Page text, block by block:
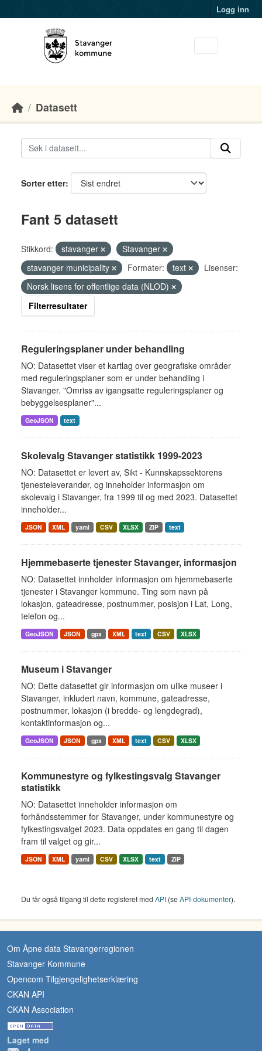
Logg inn
Datasett
Sorter etter
Fant 5 datasett
Stikkord: stavanger
Stavanger
stavanger municipality
Formater: text
Lisenser:
Norsk lisens for offentlige data (NLOD)
Filterresultater
Reguleringsplaner under behandling
NO: Datasettet viser et kartlag over geografiske områder
med reguleringsplaner som er under behandling i
Stavanger. "Omriss av igangsatte reguleringsplaner og
bebyggelsesplaner"...
GeoJSON text
Skolevalg Stavanger statistikk 1999-2023
NO: Datasettet er levert av, Sikt - Kunnskapssektorens
tjenesteleverandør, og inneholder informasjon om
skolevalg i Stavanger, fra 1999 til og med 2023. Datasettet
inneholder...
JSON XML yaml CSV XLSX ZIP text
Hjemmebaserte tjenester Stavanger, informasjon
NO: Datasettet innholder informasjon om hjemmebaserte
tjenester i Stavanger kommune. Ting som navn på
lokasjon, gateadresse, postnummer, posisjon i Lat, Long,
telefon og...
GeoJSON JSON gpx XML text CSV XLSX
Museum i Stavanger
NO: Dette datasettet gir informasjon om ulike museer i
Stavanger, inkludert navn, kommune, gateadresse,
postnummer, lokasjon (i bredde- og lengdegrad),
kontaktinformasjon og...
GeoJSON JSON gpx XML text CSV XLSX
Kommunestyre og fylkestingsvalg Stavanger
statistikk
NO: Datasettet inneholder informasjon om
forhåndsstemmer for Stavanger, under kommunestyre og
fylkestingsvalget 2023. Data oppdates en gang til dagen
fram til valget og gir...
JSON XML yaml CSV XLSX text ZIP
Du får også tilgang til dette registeret med API (seAPI-dokumenter).
Om Åpne data Stavangerregionen
Stavanger Kommune
Opencom Tilgjengelighetserklæring
CKAN API
CKAN Association
Laget med